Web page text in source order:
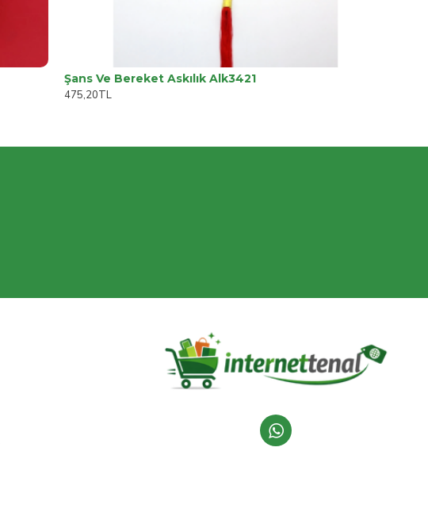
Şans Ve Bereket Askılık Alk3421
475,20TL